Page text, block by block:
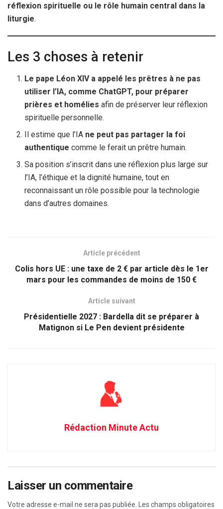
réflexion spirituelle ou le rôle humain central dans la
liturgie.
Les 3 choses à retenir
Le pape Léon XIV a appelé les prêtres à ne pas
utiliser l’IA, comme ChatGPT, pour préparer
prières et homélies afin de préserver leur réflexion
spirituelle personnelle.
Il estime que l’IA ne peut pas partager la foi
authentique comme le ferait un prêtre humain.
Sa position s’inscrit dans une réflexion plus large sur
l’IA, l’éthique et la dignité humaine, tout en
reconnaissant un rôle possible pour la technologie
dans d’autres domaines.
Article précédent
Colis hors UE : une taxe de 2 € par article dès le 1er
mars pour les commandes de moins de 150 €
Article suivant
Présidentielle 2027 : Bardella dit se préparer à
Matignon si Le Pen devient présidente
Rédaction Minute Actu
Laisser un commentaire
Votre adresse e-mail ne sera pas publiée. Les champs obligatoires